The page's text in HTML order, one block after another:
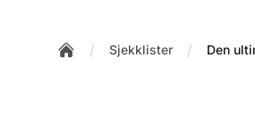
/ Sjekklister / Den